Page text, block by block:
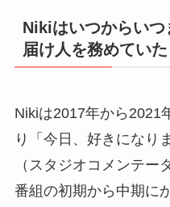
Nikiはいつからい
届け人を務めていた
Nikiは2017年から2021
り「今日、好きになり
（スタジオコメンテー
番組の初期から中期に